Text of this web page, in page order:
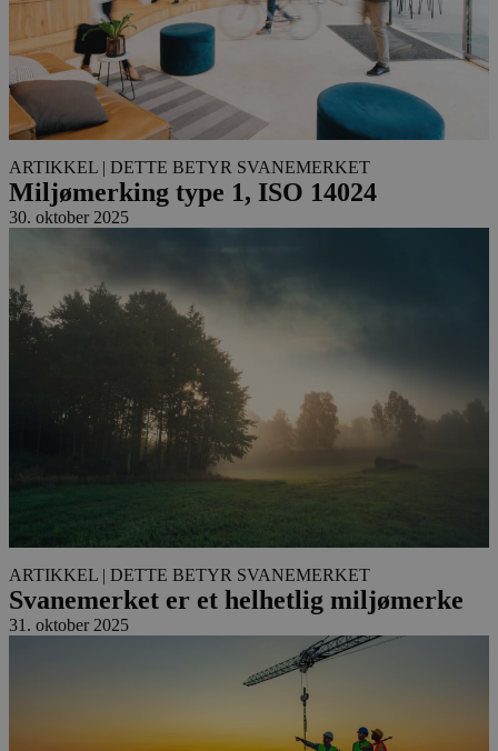
ARTIKKEL | DETTE BETYR SVANEMERKET
Miljømerking type 1, ISO 14024
30. oktober 2025
ARTIKKEL | DETTE BETYR SVANEMERKET
Svanemerket er et helhetlig miljømerke
31. oktober 2025